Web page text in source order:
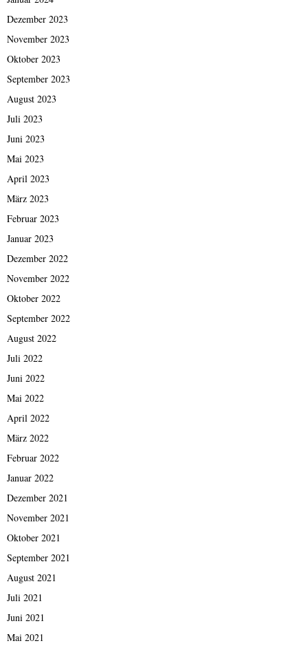
Dezember 2023
November 2023
Oktober 2023
September 2023
August 2023
Juli 2023
Juni 2023
Mai 2023
April 2023
März 2023
Februar 2023
Januar 2023
Dezember 2022
November 2022
Oktober 2022
September 2022
August 2022
Juli 2022
Juni 2022
Mai 2022
April 2022
März 2022
Februar 2022
Januar 2022
Dezember 2021
November 2021
Oktober 2021
September 2021
August 2021
Juli 2021
Juni 2021
Mai 2021